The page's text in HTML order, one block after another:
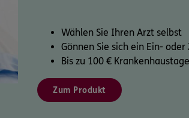
Wählen Sie Ihren Arzt selbst
Gönnen Sie sich ein Ein-
Bis zu 100 €
Zum Produkt